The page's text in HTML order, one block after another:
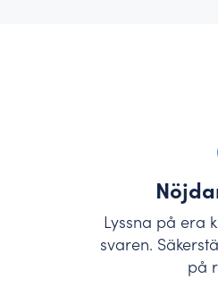
Lyssna på era
svaren.
på